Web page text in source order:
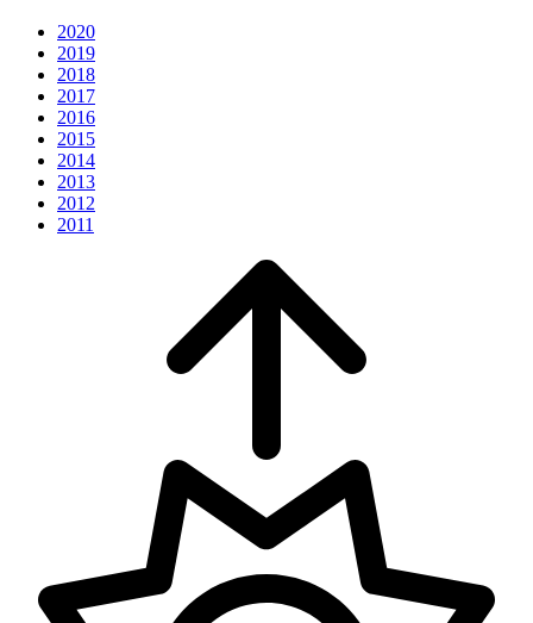
2020
2019
2018
2017
2016
2015
2014
2013
2012
2011